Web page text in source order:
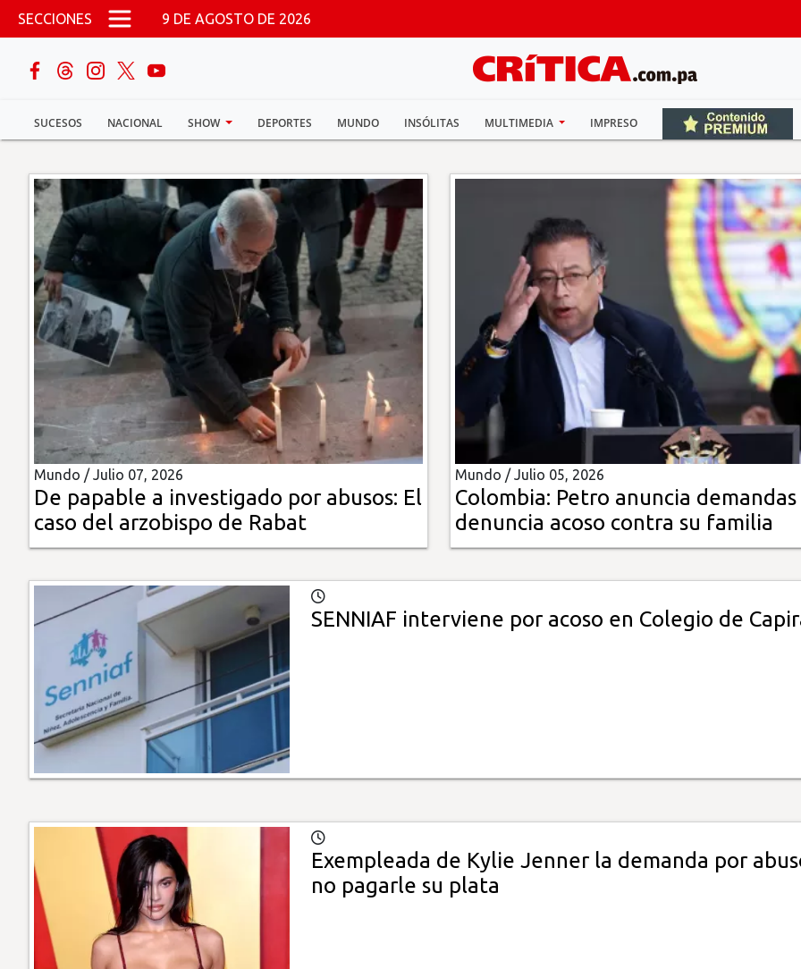
Pasar al contenido principal
SECCIONES 9 DE AGOSTO DE 2026
SUCESOS NACIONAL SHOW DEPORTES MUNDO INSÓLITAS MULTIMEDIA IMPRESO
buscar
Sucesos
Nacional
Política
Show
Deportes
Mundo
Insólitas
Multimedia
Impreso
Mundo /Julio 07, 2026
De papable a investigado por abusos: El
caso del arzobispo de Rabat
Mundo /Julio 05, 2026
Colombia: Petro anuncia demandas
denuncia acoso contra su familia
SENNIAF interviene por acoso en Colegio de
Exempleada de Kylie Jenner la demanda por
no pagarle su plata